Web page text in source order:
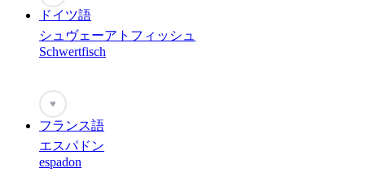
ドイツ語
シュヴェーアトフィッシュ
Schwertfisch
♥
フランス語
エスパドン
espadon